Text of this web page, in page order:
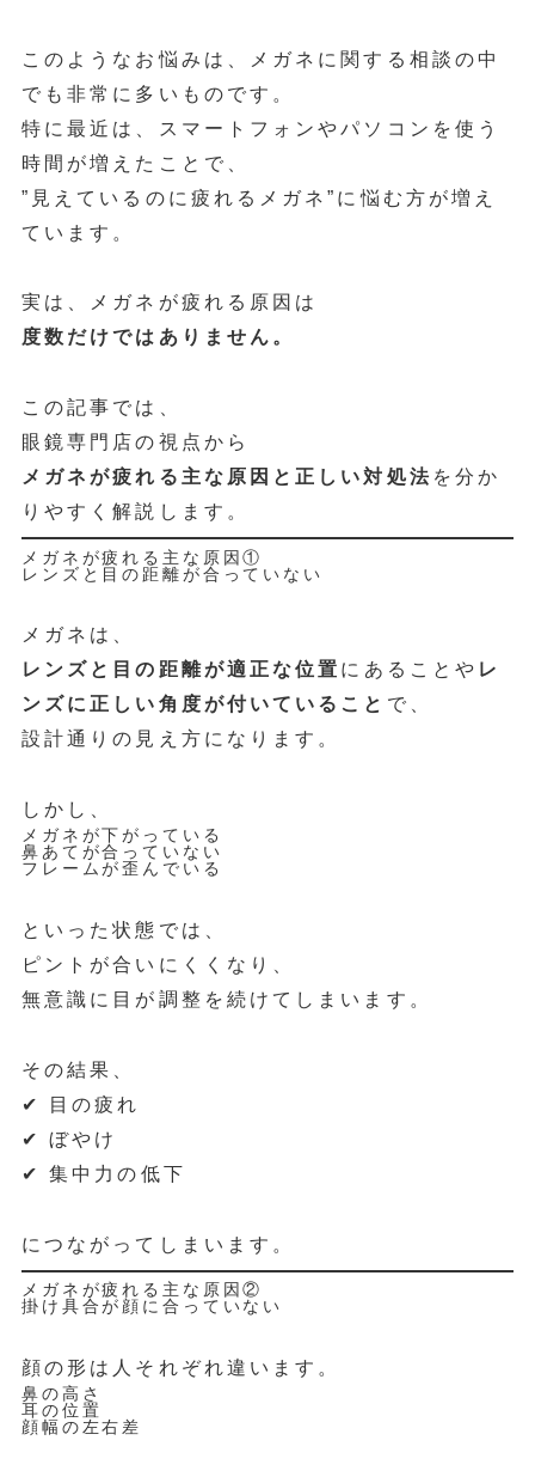
このようなお悩みは、メガネに関する相談の中
でも非常に多いものです。
特に最近は、スマートフォンやパソコンを使う
時間が増えたことで、
”見えているのに疲れるメガネ”に悩む方が増え
ています。
実は、メガネが疲れる原因は
度数だけではありません。
この記事では、
眼鏡専門店の視点から
メガネが疲れる主な原因と正しい対処法 を分か
りやすく解説します。
メガネが疲れる主な原因①
レンズと目の距離が合っていない
メガネは、
レンズと目の距離が適正な位置 にあることや レ
ンズに正しい角度が付いていること で、
設計通りの見え方になります。
しかし、
メガネが下がっている
鼻あてが合っていない
フレームが歪んでいる
といった状態では、
ピントが合いにくくなり、
無意識に目が調整を続けてしまいます。
その結果、
✔ 目の疲れ
✔ ぼやけ
✔ 集中力の低下
につながってしまいます。
メガネが疲れる主な原因②
掛け具合が顔に合っていない
顔の形は人それぞれ違います。
鼻の高さ
耳の位置
顔幅の左右差